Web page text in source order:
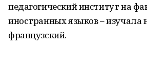
педагогический институт на
иностранных языков – изучала
французский.